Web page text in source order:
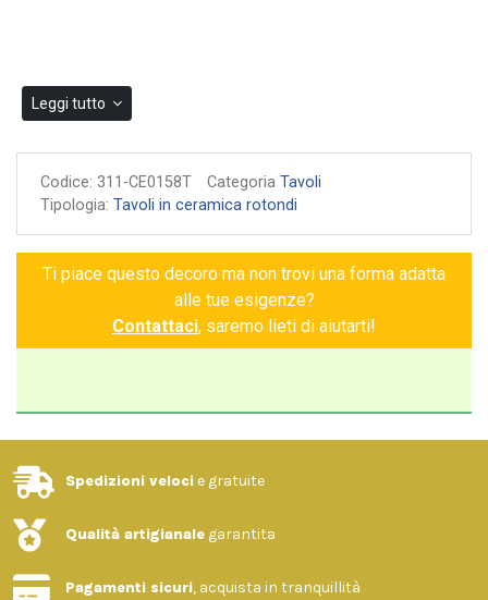
Leggi tutto
Codice: 311-CE0158T Categoria Tavoli
Tipologia: Tavoli in ceramica rotondi
Ti piace questo decoro ma non trovi una forma adatta
alle tue esigenze?
Contattaci, saremo lieti di aiutarti!
Spedizioni veloci e gratuite
Qualità artigianale garantita
Pagamenti sicuri, acquista in tranquillità